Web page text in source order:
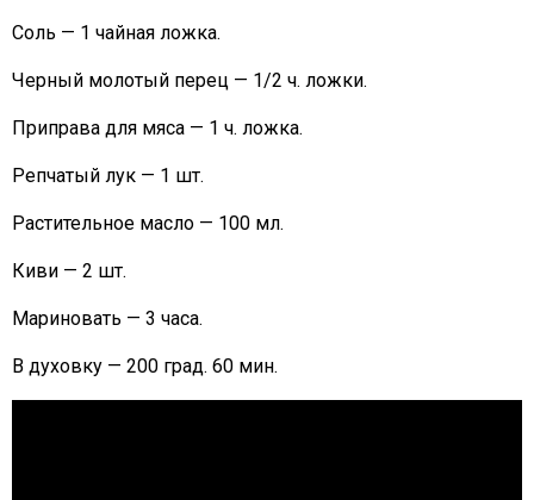
Соль — 1 чайная ложка.
Черный молотый перец — 1/2 ч. ложки.
Приправа для мяса — 1 ч. ложка.
Репчатый лук — 1 шт.
Растительное масло — 100 мл.
Киви — 2 шт.
Мариновать — 3 часа.
В духовку — 200 град. 60 мин.